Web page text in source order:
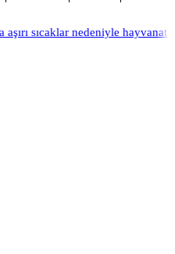
hayvanat bahçesinde üç aslan